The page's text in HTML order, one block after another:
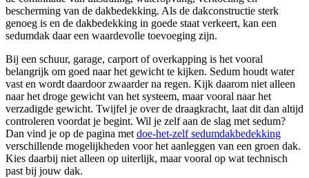
bescherming van de dakbedekking. Als de dakconstructie sterk
genoeg is en de dakbedekking in goede staat verkeert, kan een
sedumdak daar een waardevolle toevoeging zijn.
Bij een schuur, garage, carport of overkapping is het vooral
belangrijk om goed naar het gewicht te kijken. Sedum houdt water
vast en wordt daardoor zwaarder na regen. Kijk daarom niet alleen
naar het droge gewicht van het systeem, maar vooral naar het
verzadigde gewicht. Twijfel je over de draagkracht, laat dit dan altijd
controleren voordat je begint. Wil je zelf aan de slag met sedum?
Dan vind je op de pagina metdoe-het-zelf sedumdakbedekking
verschillende mogelijkheden voor het aanleggen van een groen dak.
Kies daarbij niet alleen op uiterlijk, maar vooral op wat technisch
past bij jouw dak.